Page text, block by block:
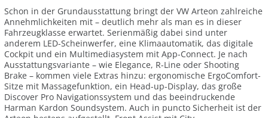
Schon in der Grundausstattung bringt der VW Arteon zahlreiche
Annehmlichkeiten mit – deutlich mehr als man es in dieser
Fahrzeugklasse erwartet. Serienmäßig dabei sind unter
anderem LED-Scheinwerfer, eine Klimaautomatik, das digitale
Cockpit und ein Multimediasystem mit App-Connect. Je nach
Ausstattungsvariante – wie Elegance, R-Line oder Shooting
Brake – kommen viele Extras hinzu: ergonomische ErgoComfort-
Sitze mit Massagefunktion, ein Head-up-Display, das große
Discover Pro Navigationssystem und das beeindruckende
Harman Kardon Soundsystem. Auch in puncto Sicherheit ist der